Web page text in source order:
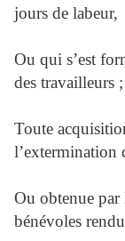
jours de labeur,
Ou qui s’est
des travailleurs
Toute
l’extermination
Ou obtenue par
bénévoles